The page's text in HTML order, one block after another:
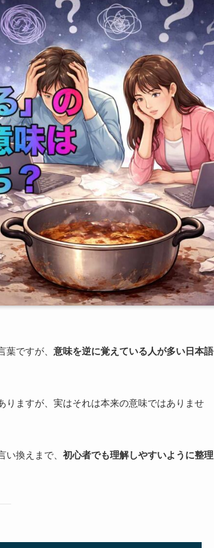
葉ですが、 意味を逆に覚えている人が多い日本語
りますが、実はそれは本来の意味ではありませ
換えまで、 初心者でも理解しやすいように整理